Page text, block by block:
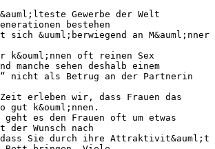
Gewerbe der Welt
bestehen
sich &uuml;berwiegend an M&auml;nner
k&ouml;nnen oft reinen Sex
manche sehen deshalb einem
nicht als Betrug an der Partnerin
erleben wir, dass Frauen das
gut k&ouml;nnen.
geht es den Frauen oft um etwas
der Wunsch nach
Sie durch ihre Attraktivit&auml;t